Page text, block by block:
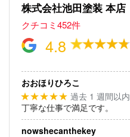
株式会社池田塗装 本店
クチコミ452件
4.8
おおほりひろこ
★★★★★ 過去 1 週間以内
丁寧な仕事で満足です。
nowshecanthekey